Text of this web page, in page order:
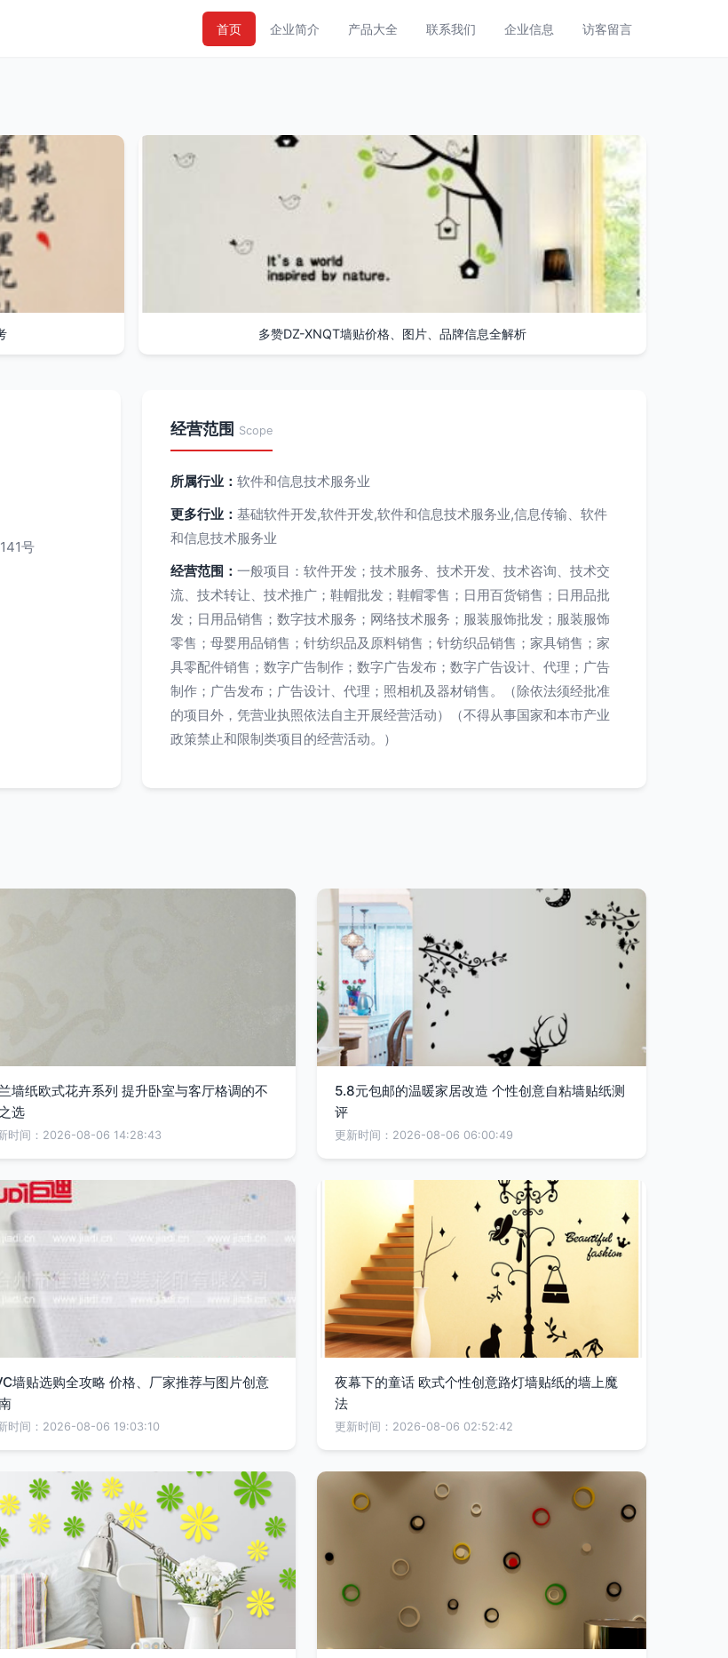
首页 企业简介 产品大全 联系我们 企业信息 访客留言
多赞DZ-XNQT墙贴价格、图片、品牌信息全解析
号
经营范围 Scope
所属行业： 软件和信息技术服务业
更多行业： 基础软件开发,软件开发,软件和信息技术服务业,信息传输、软件
和信息技术服务业
经营范围： 一般项目：软件开发；技术服务、技术开发、技术咨询、技术交
流、技术转让、技术推广；鞋帽批发；鞋帽零售；日用百货销售；日用品批
发；日用品销售；数字技术服务；网络技术服务；服装服饰批发；服装服饰
零售；母婴用品销售；针纺织品及原料销售；针纺织品销售；家具销售；家
具零配件销售；数字广告制作；数字广告发布；数字广告设计、代理；广告
制作；广告发布；广告设计、代理；照相机及器材销售。（除依法须经批准
的项目外，凭营业执照依法自主开展经营活动）（不得从事国家和本市产业
政策禁止和限制类项目的经营活动。）
墙纸欧式花卉系列 提升卧室与客厅格调的不
选
时间：2026-08-06 14:28:43
5.8元包邮的温暖家居改造 个性创意自粘墙贴纸测
评
更新时间：2026-08-06 06:00:49
墙贴选购全攻略 价格、厂家推荐与图片创意
时间：2026-08-06 19:03:10
夜幕下的童话 欧式个性创意路灯墙贴纸的墙上魔
法
更新时间：2026-08-06 02:52:42